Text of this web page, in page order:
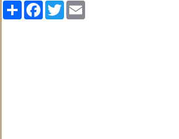
Share Facebook
Twitter